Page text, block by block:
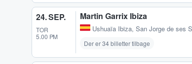
24. SEP.
TOR
5.00 PM
Martin Garrix Ibiza
Ushuaïa Ibiza, San Jorge de ses
Der er 34 billetter tilbage